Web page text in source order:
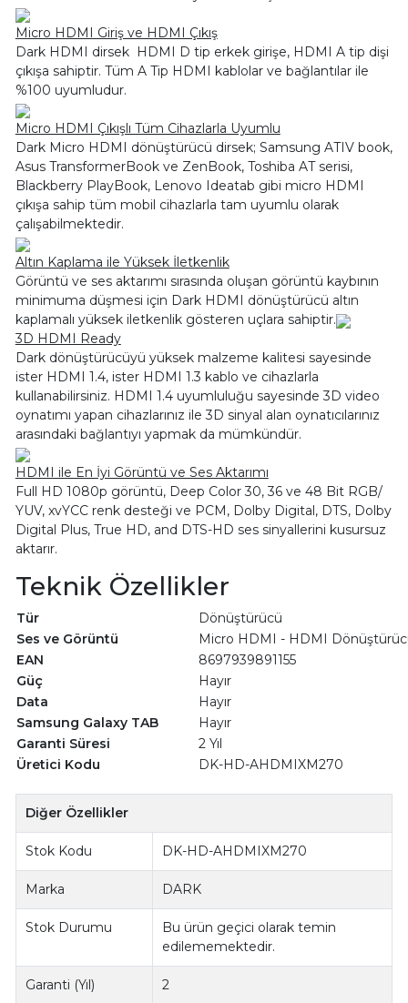
Micro HDMI Giriş ve HDMI Çıkış
Dark HDMI dirsek HDMI D tip erkek girişe, HDMI A tip dişi
çıkışa sahiptir. Tüm A Tip HDMI kablolar ve bağlantılar ile
%100 uyumludur.
Micro HDMI Çıkışlı Tüm Cihazlarla Uyumlu
Dark Micro HDMI dönüştürücü dirsek; Samsung ATIV book,
Asus TransformerBook ve ZenBook, Toshiba AT serisi,
Blackberry PlayBook, Lenovo Ideatab gibi micro HDMI
çıkışa sahip tüm mobil cihazlarla tam uyumlu olarak
çalışabilmektedir.
Altın Kaplama ile Yüksek İletkenlik
Görüntü ve ses aktarımı sırasında oluşan görüntü kaybının
minimuma düşmesi için Dark HDMI dönüştürücü altın
kaplamalı yüksek iletkenlik gösteren uçlara sahiptir.
3D HDMI Ready
Dark dönüştürücüyü yüksek malzeme kalitesi sayesinde
ister HDMI 1.4, ister HDMI 1.3 kablo ve cihazlarla
kullanabilirsiniz. HDMI 1.4 uyumluluğu sayesinde 3D video
oynatımı yapan cihazlarınız ile 3D sinyal alan oynatıcılarınız
arasındaki bağlantıyı yapmak da mümkündür.
HDMI ile En İyi Görüntü ve Ses Aktarımı
Full HD 1080p görüntü, Deep Color 30, 36 ve 48 Bit RGB/
YUV, xvYCC renk desteği ve PCM, Dolby Digital, DTS, Dolby
Digital Plus, True HD, and DTS-HD ses sinyallerini kusursuz
aktarır.
Teknik Özellikler
Tür
Dönüştürücü
Ses ve Görüntü
Micro HDMI - HDMI
EAN
8697939891155
Güç
Hayır
Data
Hayır
Samsung Galaxy TAB
Hayır
Garanti Süresi
2 Yıl
Üretici Kodu
DK-HD-AHDMIXM270
Diğer Özellikler
Stok Kodu DK-HD-AHDMIXM270
Marka DARK
Stok Durumu
Bu ürün geçici olarak temin
edilememektedir.
Garanti (Yıl) 2